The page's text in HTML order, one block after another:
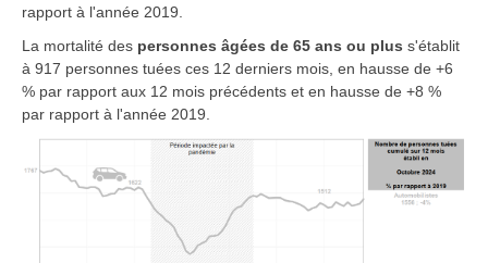
rapport à l'année 2019.
La mortalité des personnes âgées de 65 ans ou plus s'établit
à 917 personnes tuées ces 12 derniers mois, en hausse de +6
% par rapport aux 12 mois précédents et en hausse de +8 %
par rapport à l'année 2019.